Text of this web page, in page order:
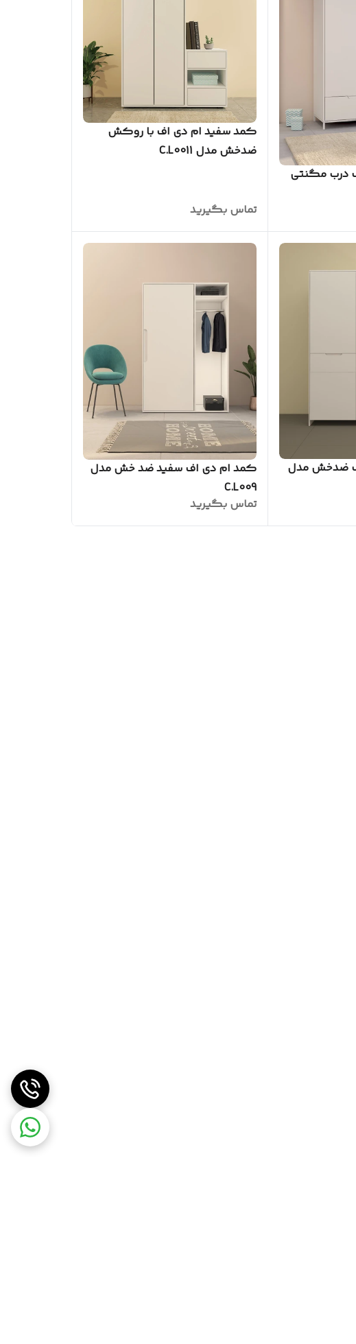
درب مگنتی
کمد سفید ام دی اف با روکش
ضدخش مدل C.L0011
تماس بگیرید
ضدخش مدل
کمد ام دی اف سفید ضد خش مدل
C.L009
تماس بگیرید